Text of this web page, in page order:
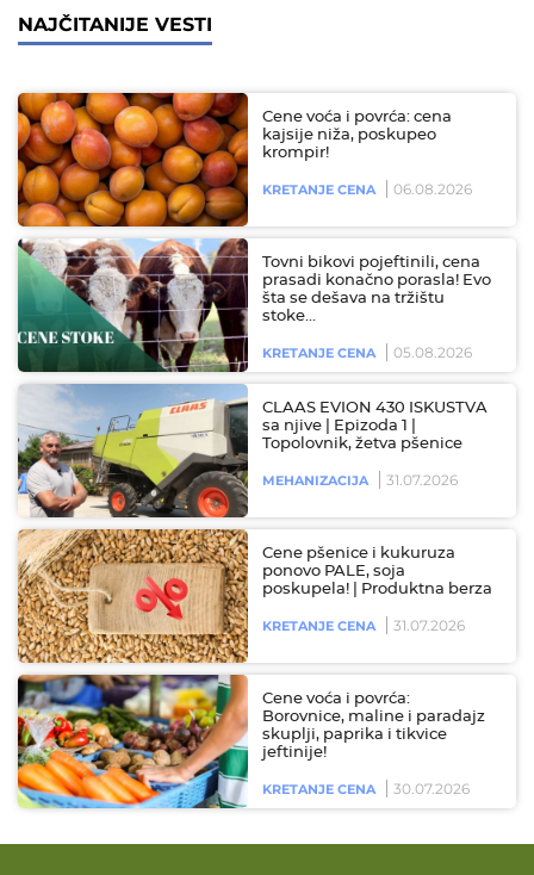
NAJČITANIJE VESTI
Cene voća i povrća: cena
kajsije niža, poskupeo
krompir!
KRETANJE CENA 06.08.2026
Tovni bikovi pojeftinili, cena
prasadi konačno porasla! Evo
šta se dešava na tržištu
stoke…
KRETANJE CENA 05.08.2026
CLAAS EVION 430 ISKUSTVA
sa njive | Epizoda 1 |
Topolovnik, žetva pšenice
MEHANIZACIJA 31.07.2026
Cene pšenice i kukuruza
ponovo PALE, soja
poskupela! | Produktna berza
KRETANJE CENA 31.07.2026
Cene voća i povrća:
Borovnice, maline i paradajz
skuplji, paprika i tikvice
jeftinije!
KRETANJE CENA 30.07.2026